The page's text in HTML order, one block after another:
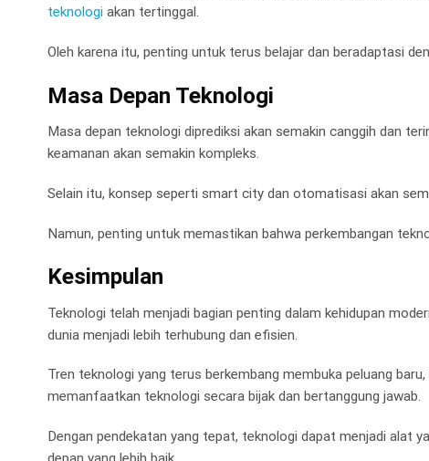
teknologi akan tertinggal.
Oleh karena itu, penting untuk terus belajar dan beradaptasi
Masa Depan Teknologi
Masa depan teknologi diprediksi akan semakin canggih dan
keamanan akan semakin kompleks.
Selain itu, konsep seperti smart city dan otomatisasi akan
Namun, penting untuk memastikan bahwa perkembangan
Kesimpulan
Teknologi telah menjadi bagian penting dalam kehidupan
dunia menjadi lebih terhubung dan efisien.
Tren teknologi yang terus berkembang membuka peluang
memanfaatkan teknologi secara bijak dan bertanggung jawab.
Dengan pendekatan yang tepat, teknologi dapat menjadi alat